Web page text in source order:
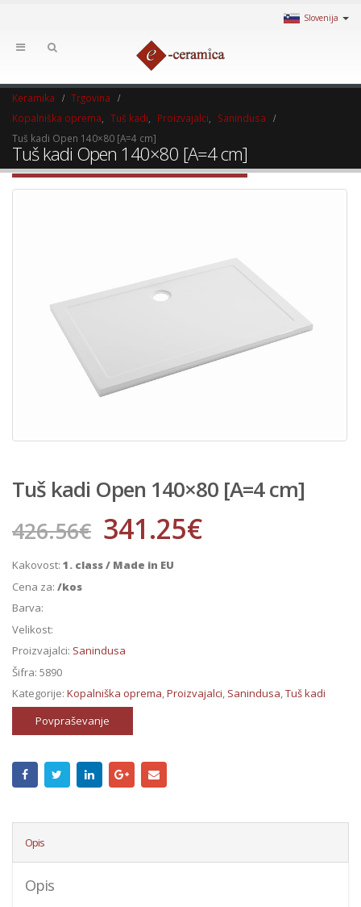
Slovenija
Keramika
Trgovina
Kopalniška oprema
Tuš kadi Proizvajalci
Sanindusa
Tuš kadi Open 140×80 [A=4 cm]
Tuš kadi Open 140×80 [A=4 cm]
Tuš kadi Open 140×80 [A=4 cm]
426.56€ 341.25€
Kakovost: 1. class / Made in EU
Cena za: /kos
Barva:
Velikost:
Proizvajalci: Sanindusa
Šifra: 5890
Kategorije: Kopalniška oprema,Proizvajalci, Sanindusa,Tuš kadi
Povpraševanje
Opis
Opis